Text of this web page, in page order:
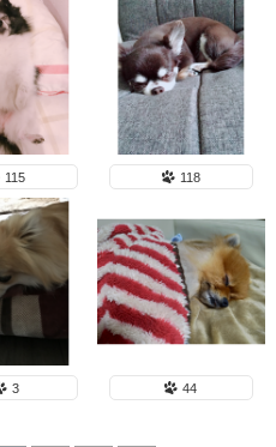
115 118
3 44